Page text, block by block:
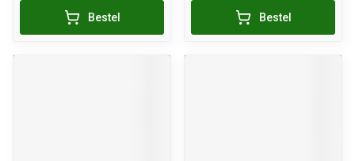
Bestel Bestel